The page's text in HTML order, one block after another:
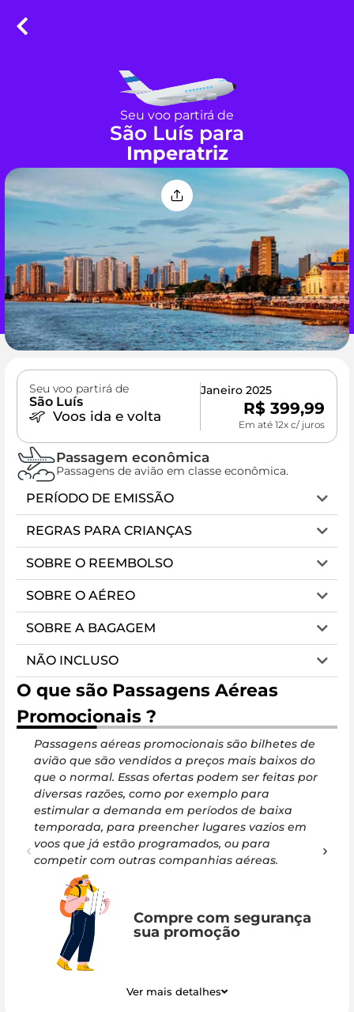
Seu voo partirá de
São Luís para
Imperatriz
Seu voo partirá de
São Luís
Voos ida e volta
Janeiro 2025
R$399,99
Em até 12x c/ juros
Passagem econômica
Passagens de avião em classe econômica.
PERÍODO DE EMISSÃO
REGRAS PARA CRIANÇAS
SOBRE O REEMBOLSO
SOBRE O AÉREO
SOBRE A BAGAGEM
NÃO INCLUSO
O que são Passagens Aéreas
Promocionais ?
Passagens aéreas promocionais são bilhetes de
avião que são vendidos a preços mais baixos do
que o normal. Essas ofertas podem ser feitas por
diversas razões, como por exemplo para
estimular a demanda em períodos de baixa
temporada, para preencher lugares vazios em
voos que já estão programados, ou para
competir com outras companhias aéreas.
Compre com segurança
sua promoção
Ver mais detalhes